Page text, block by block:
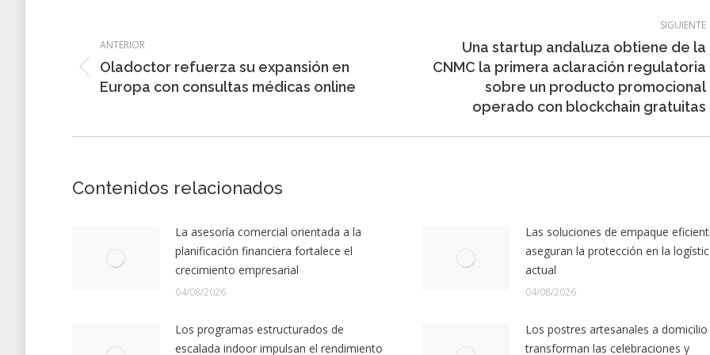
entre
entradas
ANTERIOR
Entrada
anterior:
Oladoctor refuerza su expansión en
Europa con consultas médicas online
SIGUIENTE
Entrada
Una startup andaluza obtiene de la
CNMC la primera aclaración regulatoria
sobre un producto promocional
operado con blockchain gratuitas
Contenidos relacionados
La asesoría comercial orientada a la
planificación financiera fortalece el
crecimiento empresarial
04/08/2026
Las soluciones de empaque
aseguran la protección en la
actual
04/08/2026
Los programas estructurados de
escalada indoor impulsan el rendimiento
Los postres artesanales a domicilio
transforman las celebraciones y